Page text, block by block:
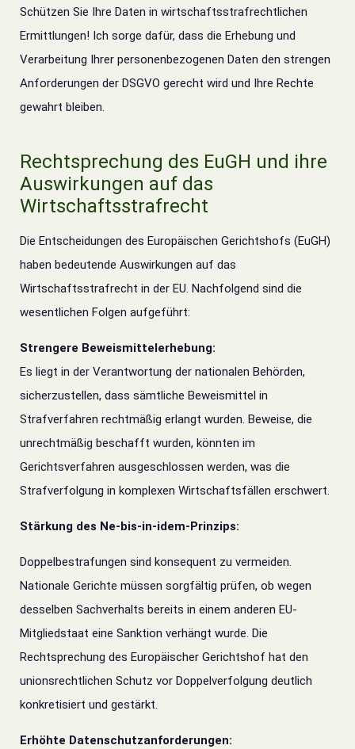
Schützen Sie Ihre Daten in wirtschaftsstrafrechtlichen
Ermittlungen! Ich sorge dafür, dass die Erhebung und
Verarbeitung Ihrer personenbezogenen Daten den strengen
Anforderungen der DSGVO gerecht wird und Ihre Rechte
gewahrt bleiben.
Rechtsprechung des EuGH und ihre
Auswirkungen auf das
Wirtschaftsstrafrecht
Die Entscheidungen des Europäischen Gerichtshofs (EuGH)
haben bedeutende Auswirkungen auf das
Wirtschaftsstrafrecht in der EU. Nachfolgend sind die
wesentlichen Folgen aufgeführt:
Strengere Beweismittelerhebung:
Es liegt in der Verantwortung der nationalen Behörden,
sicherzustellen, dass sämtliche Beweismittel in
Strafverfahren rechtmäßig erlangt wurden. Beweise, die
unrechtmäßig beschafft wurden, könnten im
Gerichtsverfahren ausgeschlossen werden, was die
Strafverfolgung in komplexen Wirtschaftsfällen erschwert.
Stärkung des Ne-bis-in-idem-Prinzips:
Doppelbestrafungen sind konsequent zu vermeiden.
Nationale Gerichte müssen sorgfältig prüfen, ob wegen
desselben Sachverhalts bereits in einem anderen EU-
Mitgliedstaat eine Sanktion verhängt wurde. Die
Rechtsprechung des Europäischer Gerichtshof hat den
unionsrechtlichen Schutz vor Doppelverfolgung deutlich
konkretisiert und gestärkt.
Erhöhte Datenschutzanforderungen: